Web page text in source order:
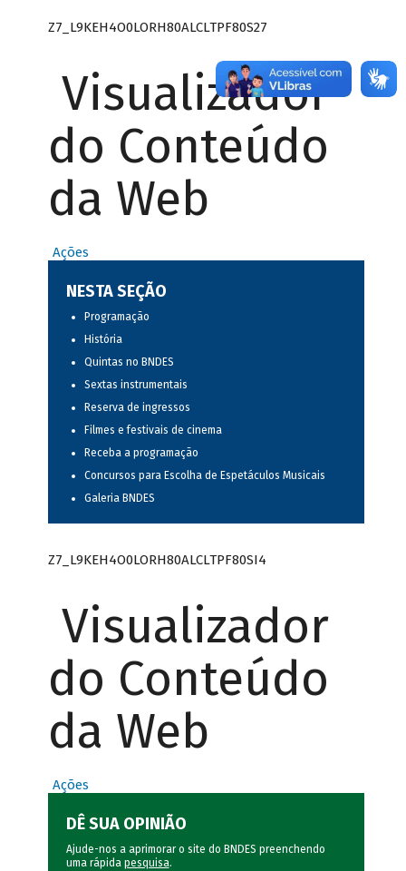
Z7_L9KEH4O0LORH80ALCLTPF80S27
Visualizador
do Conteúdo
da Web
Ações
NESTA SEÇÃO
Programação
História
Quintas no BNDES
Sextas instrumentais
Reserva de ingressos
Filmes e festivais de cinema
Receba a programação
Concursos para Escolha de Espetáculos Musicais
Galeria BNDES
Z7_L9KEH4O0LORH80ALCLTPF80SI4
Visualizador
do Conteúdo
da Web
Ações
DÊ SUA OPINIÃO
Ajude-nos a aprimorar o site do BNDES preenchendo
uma rápida pesquisa.